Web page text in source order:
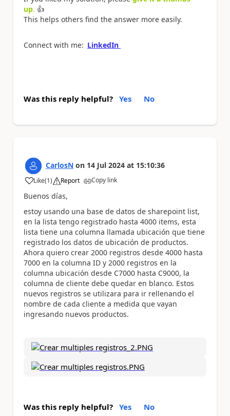
up. 👍
This helps others find the answer more easily.
Connect with me: LinkedIn
Was this reply helpful? Yes No
CarlosN on 14 Jul 2024 at 15:10:36
Like
a (1) Report Copy link
Buenos días,
estoy usando una base de datos de sharepoint list,
en la lista tengo registrado hasta 4000 items, esta
lista tiene una columna llamada ubicación que tiene
registrado los datos de ubicación de productos.
Ahora quiero crear 2000 registros desde 4000 hasta
7000 en la columna ID y 2000 registros en la
columna ubicación desde C7000 hasta C9000, la
columna de cliente debe quedar en blanco. Estos
nuevos registros se utilizara para ir rellenando el
nombre de cada cliente a medida que vayan
ingresando nuevos productos.
Was this reply helpful? Yes No